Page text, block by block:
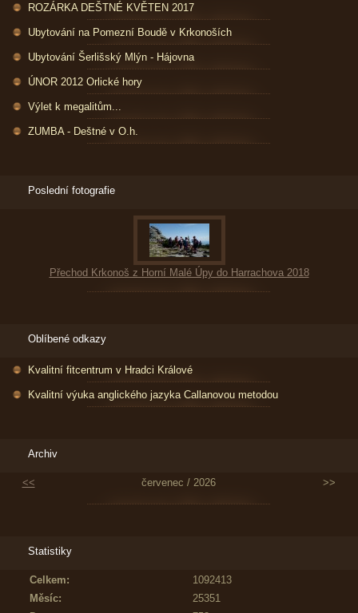
ROZÁRKA DEŠTNÉ KVĚTEN 2017
Ubytování na Pomezní Boudě v Krkonoších
Ubytování Šerlišský Mlýn - Hájovna
ÚNOR 2012 Orlické hory
Výlet k megalitům...
ZUMBA - Deštné v O.h.
Poslední fotografie
Přechod Krkonoš z Horní Malé Úpy do Harrachova 2018
Oblíbené odkazy
Kvalitní fitcentrum v Hradci Králové
Kvalitní výuka anglického jazyka Callanovou metodou
Archiv
<< červenec / 2026 >>
Statistiky
Celkem:
1092413
Měsíc:
25351